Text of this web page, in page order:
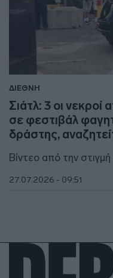
ΔΙΕΘΝΗ
Σιάτλ: 3 οι
σε φεστιβάλ
δράστης,
Βίντεο από την
27.07.2026 - 09:51